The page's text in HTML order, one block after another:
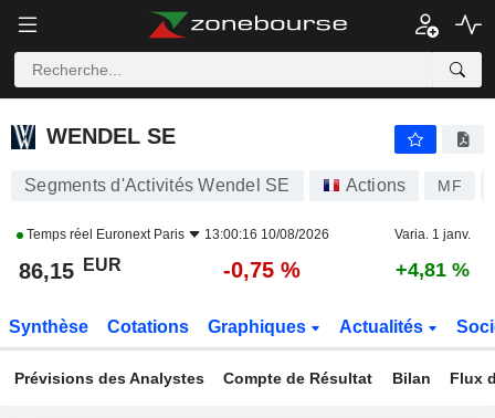
WENDEL SE
WENDEL SE
Segments d'Activités Wendel SE Actions MF
Temps réel Euronext Paris 13:00:16 10/08/2026 Varia. 1 janv.
86,15 EUR -0,75 % +4,81 %
Synthèse Cotations Graphiques Actualités
Prévisions des Analystes Compte de Résultat Bilan Flux